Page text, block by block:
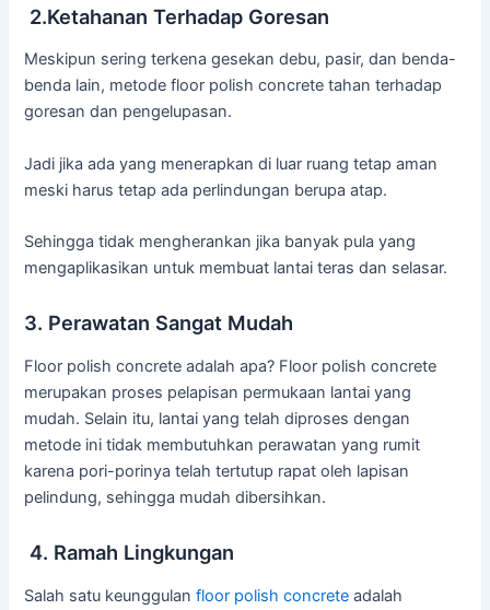
2.Ketahanan Terhadap Goresan
Meskipun sering terkena gesekan debu, pasir, dan benda-
benda lain, metode floor polish concrete tahan terhadap
goresan dan pengelupasan.
Jadi jika ada yang menerapkan di luar ruang tetap aman
meski harus tetap ada perlindungan berupa atap.
Sehingga tidak mengherankan jika banyak pula yang
mengaplikasikan untuk membuat lantai teras dan selasar.
3. Perawatan Sangat Mudah
Floor polish concrete adalah apa? Floor polish concrete
merupakan proses pelapisan permukaan lantai yang
mudah. Selain itu, lantai yang telah diproses dengan
metode ini tidak membutuhkan perawatan yang rumit
karena pori-porinya telah tertutup rapat oleh lapisan
pelindung, sehingga mudah dibersihkan.
4. Ramah Lingkungan
Salah satu keunggulanfloor polish concrete adalah